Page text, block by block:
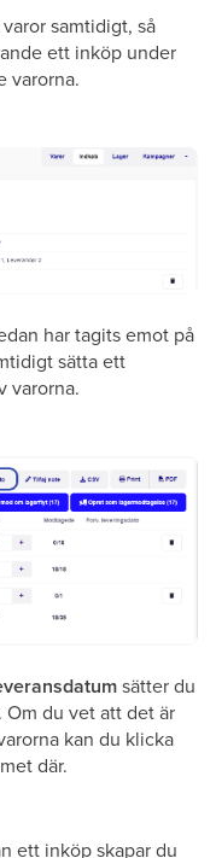
samtidigt, så
ett inköp under
varorna.
har tagits emot på
sätta ett
varorna.
sätter du
Om du vet att det är
kan du klicka
där.
ett inköp skapar du